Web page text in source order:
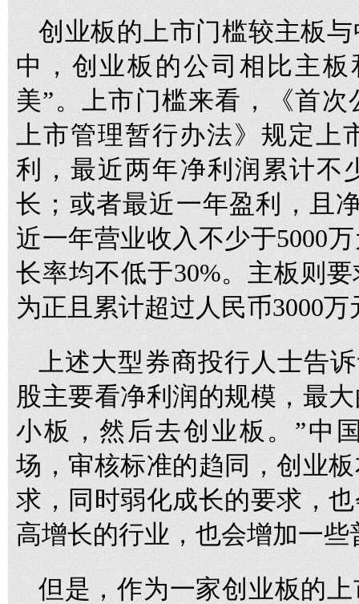
创业板的上市门槛较主板
中，创业板的公司相比主
美”。上市门槛来看，《首
上市管理暂行办法》规定上
利，最近两年净利润累计不
长；或者最近一年盈利，且
近一年营业收入不少于5000
长率均不低于30%。主板则
为正且累计超过人民币3000万
上述大型券商投行人士告
股主要看净利润的规模，最
小板，然后去创业板。”中
场，审核标准的趋同，创业
求，同时弱化成长的要求，
高增长的行业，也会增加一些
但是，作为一家创业板的